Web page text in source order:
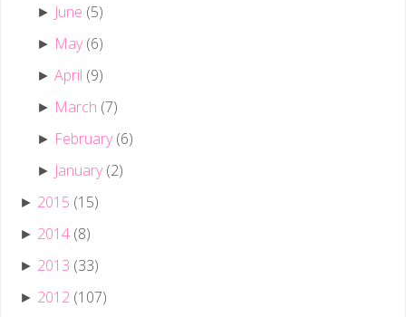
► June (5)
► May (6)
►April (9)
► March (7)
► February (6)
► January (2)
► 2015 (15)
► 2014 (8)
► 2013 (33)
► 2012 (107)